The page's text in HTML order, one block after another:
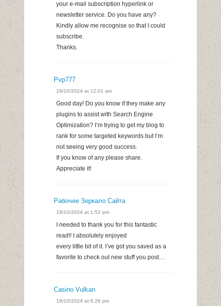
your e-mail subscription hyperlink or
newsletter service. Do you have any?
Kindly allow me recognise so that I could
subscribe.
Thanks.
Pvp777
19/10/2024 at 12:01 am
Good day! Do you know if they make any
plugins to assist with Search Engine
Optimization? I’m trying to get my blog to
rank for some targeted keywords but I’m
not seeing very good success.
If you know of any please share.
Appreciate it!
Рабочее Зеркало Сайта
19/10/2024 at 1:52 pm
I needed to thank you for this fantastic
read!! I absolutely enjoyed
every little bit of it. I’ve got you saved as a
favorite to check out new stuff you post…
Casino Vulkan
19/10/2024 at 6:26 pm